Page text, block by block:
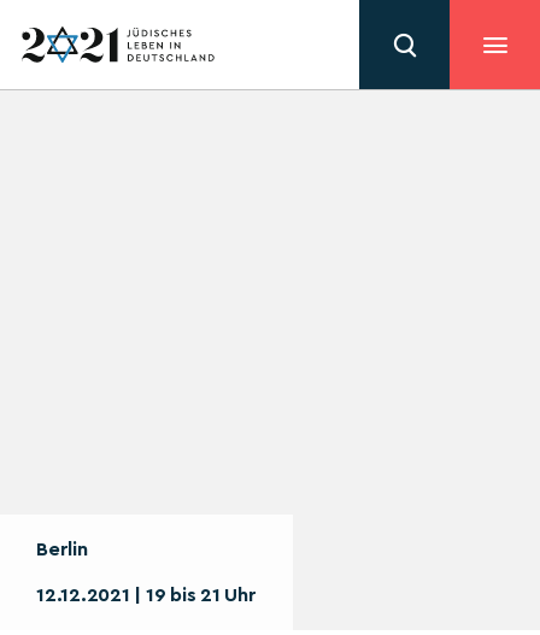
Berlin
12.12.2021 | 19 bis 21 Uhr